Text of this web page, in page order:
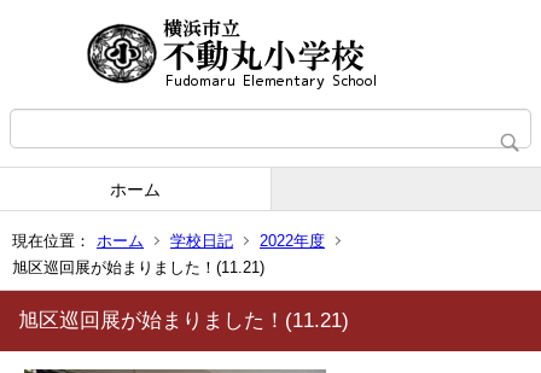
ホーム
現在位置： ホーム 学校日記
2022年度
旭区巡回展が始まりました！(11.21)
旭区巡回展が始まりました！(11.21)